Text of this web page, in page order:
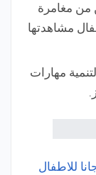
من مغامرة
مشاهدتها
مهارات
للاطفال